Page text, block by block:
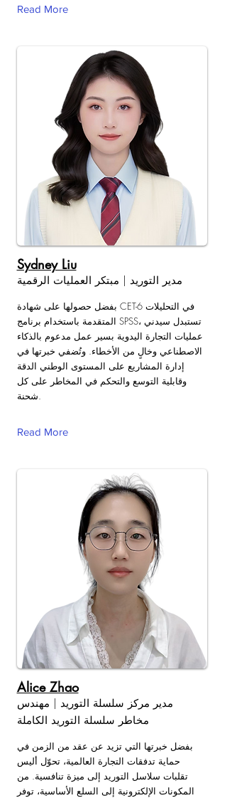
Read More
Sydney Liu
مدير التوريد | مبتكر العمليات الرقمية
بفضل حصولها على شهادة CET-6 في التحليلات
المتقدمة باستخدام برنامج SPSS، تستبدل سيدني
عمليات التجارة اليدوية بسير عمل مدعوم بالذكاء
الاصطناعي وخالٍ من الأخطاء. وتُضفي خبرتها في
إدارة المشاريع على المستوى الوطني الدقة
وقابلية التوسع والتحكم في المخاطر على كل
شحنة.
Read More
Alice Zhao
مدير مركز سلسلة التوريد | مهندس
مخاطر سلسلة التوريد الكاملة
بفضل خبرتها التي تزيد عن عقد من الزمن في
حماية تدفقات التجارة العالمية، تحوّل أليس
تقلبات سلاسل التوريد إلى ميزة تنافسية. من
المكونات الإلكترونية إلى السلع الأساسية، توفر